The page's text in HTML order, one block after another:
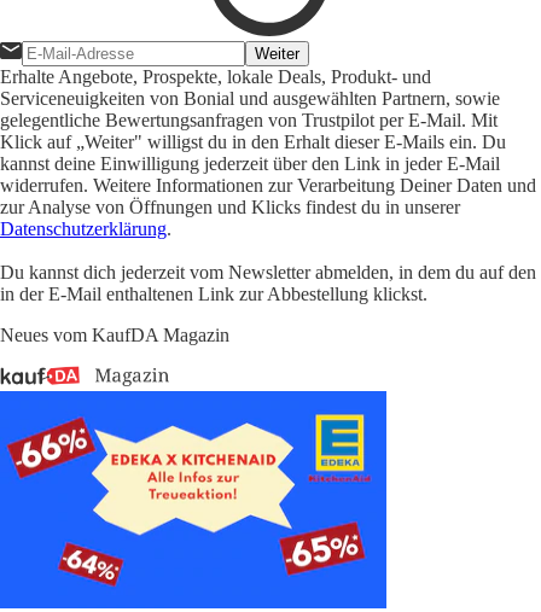
Weiter
Erhalte Angebote, Prospekte, lokale Deals, Produkt- und
Serviceneuigkeiten von Bonial und ausgewählten Partnern, sowie
gelegentliche Bewertungsanfragen von Trustpilot per E-Mail. Mit
Klick auf „Weiter" willigst du in den Erhalt dieser E-Mails ein. Du
kannst deine Einwilligung jederzeit über den Link in jeder E-Mail
widerrufen. Weitere Informationen zur Verarbeitung Deiner Daten und
zur Analyse von Öffnungen und Klicks findest du in unserer
Datenschutzerklärung.
Du kannst dich jederzeit vom Newsletter abmelden, in dem du auf den
in der E-Mail enthaltenen Link zur Abbestellung klickst.
Neues vom KaufDA Magazin